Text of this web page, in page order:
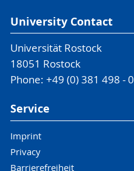
University Contact
Universität Rostock
18051 Rostock
Phone: +49 (0) 381 498 - 0
Service
Imprint
Privacy
Barrierefreiheit